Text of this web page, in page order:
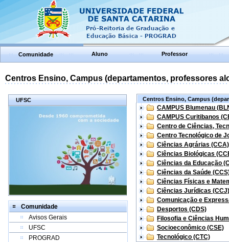
Comunidade Aluno Professor
Centros Ensino, Campus (departamentos, professores
UFSC
Comunidade
Avisos Gerais
UFSC
PROGRAD
Centros Ensino, Campus
CAMPUS Blumenau
CAMPUS Curitibanos
Centro de Ciências,
Centro Tecnológico de
Ciências Agrárias (CCA)
Ciências Biológicas
Ciências da Educação
Ciências da Saúde
Ciências Físicas e
Ciências Jurídicas (CCJ)
Comunicação e
Desportos (CDS)
Filosofia e Ciências
Socioeconômico (CSE)
Tecnológico (CTC)